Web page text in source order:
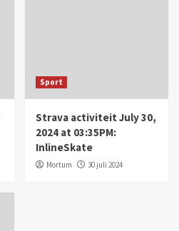
Sport
Strava activiteit July 30,
2024 at 03:35PM:
InlineSkate
Mortum 30 juli 2024